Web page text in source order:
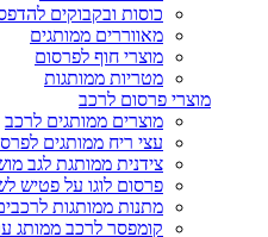
כוסות ובקבוקים
מאווררים ממותגים
מוצרי חוף לפרסום
מטריות ממותגות
מוצרי פרסום לרכב
מוצרים ממותגים לרכב
עצי ריח ממותגים
צידנית ממותגת לגב
פרסום לוגו על פטיש
מתנות ממותגות
קומפסר לרכב ממותג